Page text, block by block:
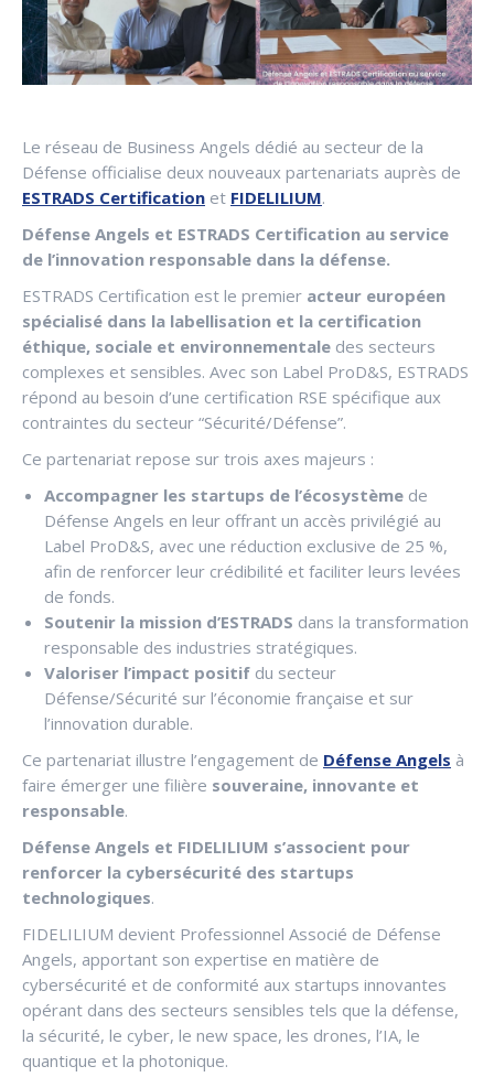
Le réseau de Business Angels dédié au secteur de la
Défense officialise deux nouveaux partenariats auprès de
ESTRADS Certification et FIDELILIUM.
Défense Angels et ESTRADS Certification au service
de l’innovation responsable dans la défense.
ESTRADS Certification est le premier acteur européen
spécialisé dans la labellisation et la certification
éthique, sociale et environnementale des secteurs
complexes et sensibles. Avec son Label ProD&S, ESTRADS
répond au besoin d’une certification RSE spécifique aux
contraintes du secteur “Sécurité/Défense”.
Ce partenariat repose sur trois axes majeurs :
Accompagner les startups de l’écosystème de
Défense Angels en leur offrant un accès privilégié au
Label ProD&S, avec une réduction exclusive de 25 %,
afin de renforcer leur crédibilité et faciliter leurs levées
de fonds.
Soutenir la mission d’ESTRADS dans la transformation
responsable des industries stratégiques.
Valoriser l’impact positif du secteur
Défense/Sécurité sur l’économie française et sur
l’innovation durable.
Ce partenariat illustre l’engagement de Défense Angels à
faire émerger une filière souveraine, innovante et
responsable.
Défense Angels et FIDELILIUM s’associent pour
renforcer la cybersécurité des startups
technologiques.
FIDELILIUM devient Professionnel Associé de Défense
Angels, apportant son expertise en matière de
cybersécurité et de conformité aux startups innovantes
opérant dans des secteurs sensibles tels que la défense,
la sécurité, le cyber, le new space, les drones, l’IA, le
quantique et la photonique.